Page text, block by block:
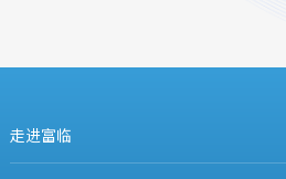
走进富临